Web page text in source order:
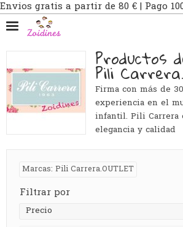
Envios gratis a partir de 80 € | Pago
Productos
Pili
Firma con más de
experiencia en el
infantil. Pili Carrera
elegancia y calidad
Marcas: Pili Carrera.OUTLET
Filtrar por
Precio